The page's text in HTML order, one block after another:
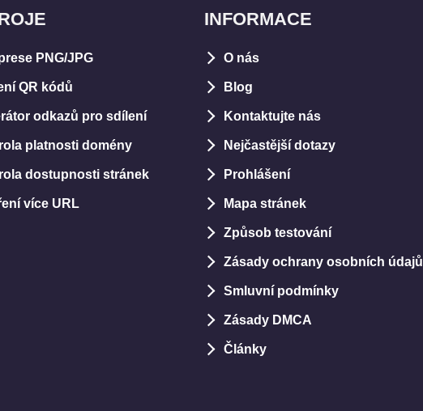
PNG/JPG
QR kódů
odkazů pro sdílení
platnosti domény
dostupnosti stránek
více URL
INFORMACE
O nás
Blog
Kontaktujte nás
Nejčastější dotazy
Prohlášení
Mapa stránek
Způsob testování
Zásady ochrany osobních údajů
Smluvní podmínky
Zásady DMCA
Články